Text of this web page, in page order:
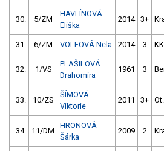
30. 5/ZM
HAVLÍNOVÁ
Eliška
2014 3+
31. 6/ZM VOLFOVÁ Nela 2014 3
32. 1/VS
PLAŠILOVÁ
Drahomíra
1961 3
33. 10/ZS
ŠÍMOVÁ
Viktorie
2011 3+
34. 11/DM
HRONOVÁ
Šárka
2009 2